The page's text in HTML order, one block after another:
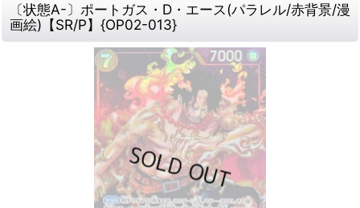
〔状態A-〕ポートガス・D・エース(パラレル/赤背景/漫
画絵)【SR/P】{OP02-013}